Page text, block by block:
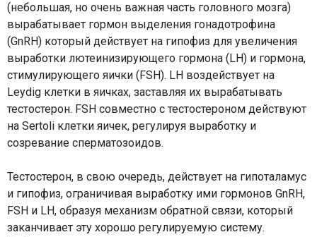
(небольшая, но очень важная часть головного мозга)
вырабатывает гормон выделения гонадотрофина
(GnRH) который действует на гипофиз для увеличения
выработки лютеинизирующего гормона (LH) и гормона,
стимулирующего яички (FSH). LH воздействует на
Leydig клетки в яичках, заставляя их вырабатывать
тестостерон. FSH совместно с тестостероном действуют
на Sertoli клетки яичек, регулируя выработку и
созревание сперматозоидов.
Тестостерон, в свою очередь, действует на гипоталамус
и гипофиз, ограничивая выработку ими гормонов GnRH,
FSH и LH, образуя механизм обратной связи, который
заканчивает эту хорошо регулируемую систему.